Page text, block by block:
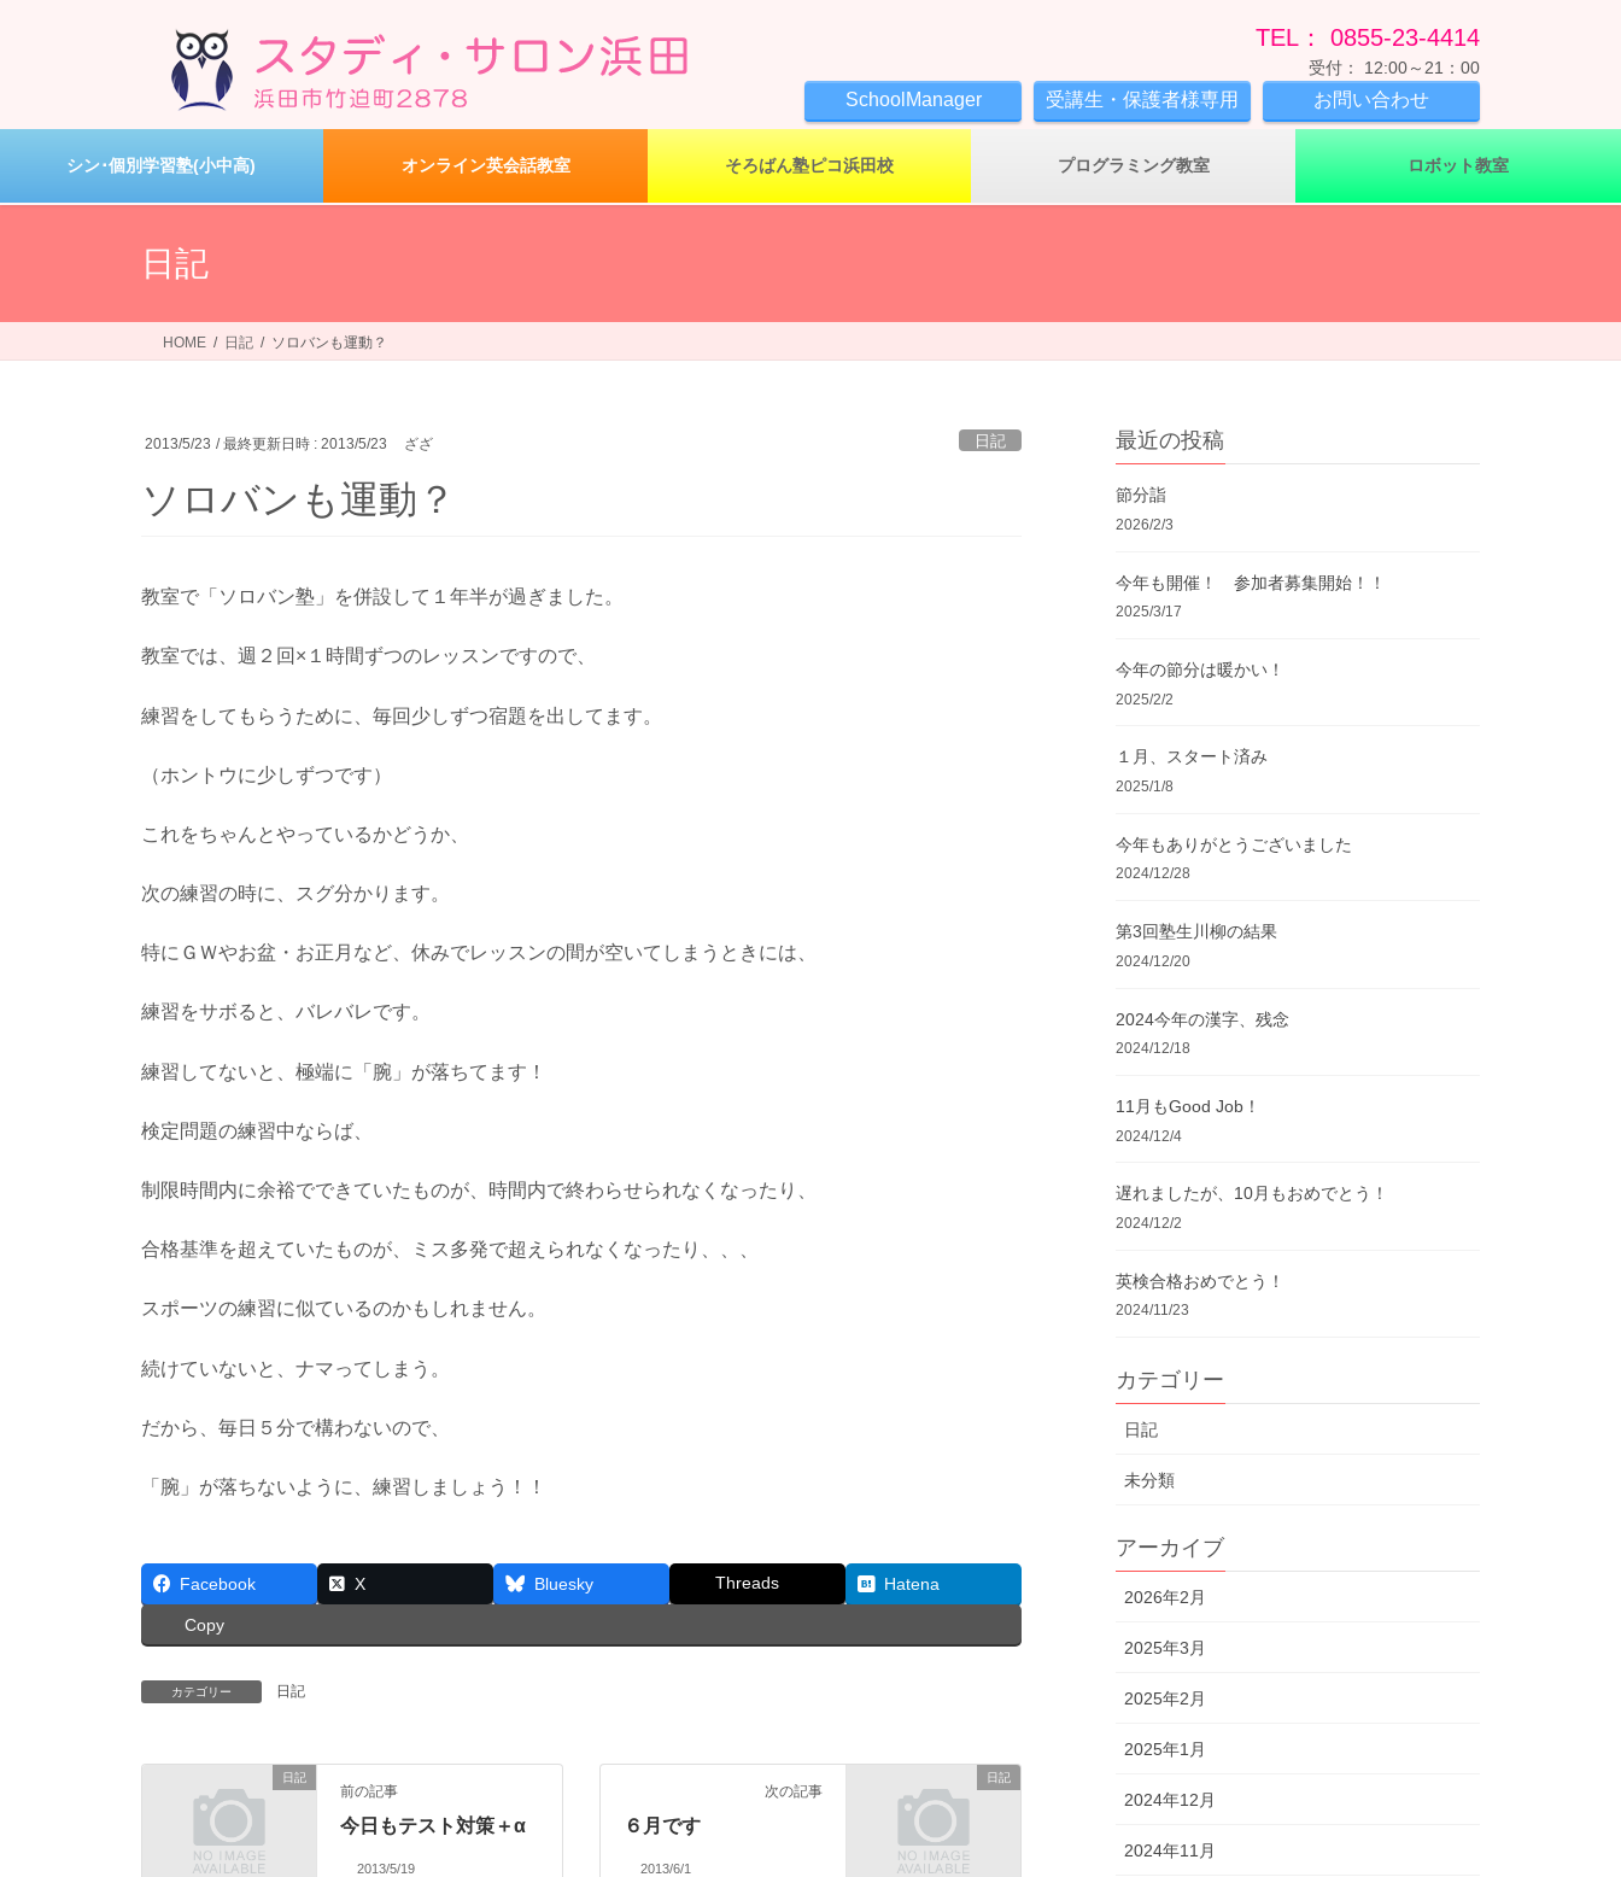
ツ
シ
TEL： 0855-23-4414
受付： 12:00～21：00
SchoolManager 受講生・保護者様専用 お問い合わせ
シン･個別学習塾(小中高) オンライン英会話教室 そろばん塾ピコ浜田校 プログラミング教室 ロボット教室
日記
HOME 日記 ソロバンも運動？
2013/5/23 / 最終更新日時 : 2013/5/23 ざざ 日記
ソロバンも運動？
教室で「ソロバン塾」を併設して１年半が過ぎました。
教室では、週２回×１時間ずつのレッスンですので、
練習をしてもらうために、毎回少しずつ宿題を出してます。
（ホントウに少しずつです）
これをちゃんとやっているかどうか、
次の練習の時に、スグ分かります。
特にＧＷやお盆・お正月など、休みでレッスンの間が空いてしまうときには、
練習をサボると、バレバレです。
練習してないと、極端に「腕」が落ちてます！
検定問題の練習中ならば、
制限時間内に余裕でできていたものが、時間内で終わらせられなくなったり、
合格基準を超えていたものが、ミス多発で超えられなくなったり、、、
スポーツの練習に似ているのかもしれません。
続けていないと、ナマってしまう。
だから、毎日５分で構わないので、
「腕」が落ちないように、練習しましょう！！
Facebook X Bluesky Threads Hatena
Copy
カテゴリー 日記
日記
前の記事
今日もテスト対策＋α
2013/5/19
日記
次の記事
６月です
2013/6/1
最近の投稿
節分詣
2026/2/3
今年も開催！ 参加者募集開始！！
2025/3/17
今年の節分は暖かい！
2025/2/2
１月、スタート済み
2025/1/8
今年もありがとうございました
2024/12/28
第3回塾生川柳の結果
2024/12/20
2024今年の漢字、残念
2024/12/18
11月もGood Job！
2024/12/4
遅れましたが、10月もおめでとう！
2024/12/2
英検合格おめでとう！
2024/11/23
カテゴリー
日記
未分類
アーカイブ
2026年2月
2025年3月
2025年2月
2025年1月
2024年12月
2024年11月